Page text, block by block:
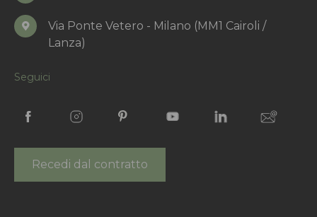
Via Ponte Vetero - Milano (MM1 Cairoli /
Lanza)
Seguici
Recedi dal contratto